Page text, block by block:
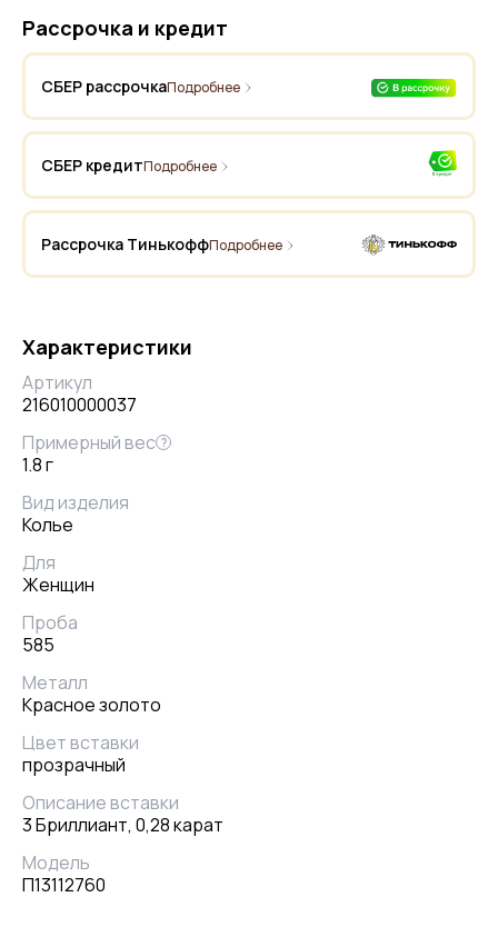
Рассрочка и кредит
СБЕР рассрочкаПодробнее
СБЕР кредитПодробнее
Рассрочка ТинькоффПодробнее
Характеристики
Артикул
216010000037
Примерный вес ?
1.8 г
Вид изделия
Колье
Для
Женщин
Проба
585
Металл
Красное золото
Цвет вставки
прозрачный
Описание вставки
3 Бриллиант, 0,28 карат
Модель
П13112760